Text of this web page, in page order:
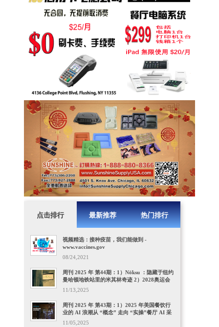
点击排行 最新推荐 热门排行
视频精选：接种疫苗，我们能做到 -
www.vaccines.gov
08/24,2021
周刊 2025 年 第44期：1）Nōksu ：隐藏于纽约
曼哈顿地铁站里的米其林奇迹 2）2028奥运会
正式签约洛杉矶阿卡迪亚市为奥运赛区城，美
籍华裔市长掌舵, 本地餐饮酒店业欣喜 3）佛州
新规：所有企业都要查员工 “美国合法工作资
格
11/13,2025
周刊 2025 年 第43期：1）2025 年美国餐饮行
业的 AI 浪潮从 “概念” 走向 “实操”餐厅 AI 采
用率飙升，生成式 AI 成 “入门首选” 2）人机
11/05,2025